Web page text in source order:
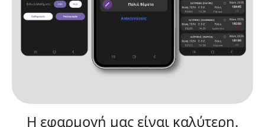
Παλιά θέματα
Επικοινωνία
Η εφαρμογή μας είναι καλύτερη.